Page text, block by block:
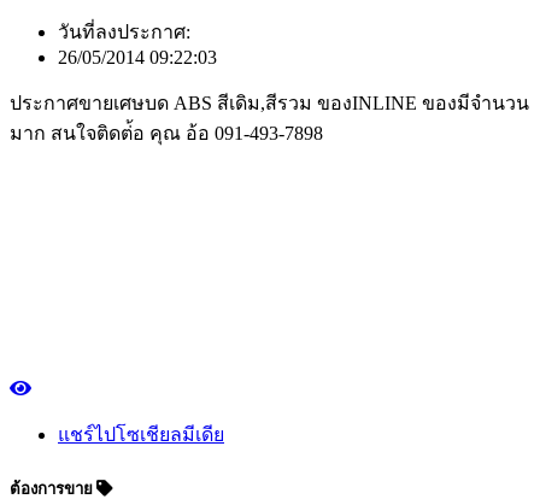
วันที่ลงประกาศ:
26/05/2014 09:22:03
ประกาศขายเศษบด ABS สีเดิม,สีรวม ของINLINE ของมีจำนวน
มาก สนใจติดต่้อ คุณ อ้อ 091-493-7898
แชร์ไปโซเชียลมีเดีย
ต้องการขาย